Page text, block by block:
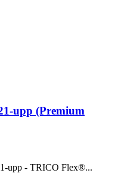
upp (Premium
upp - TRICO Flex®...